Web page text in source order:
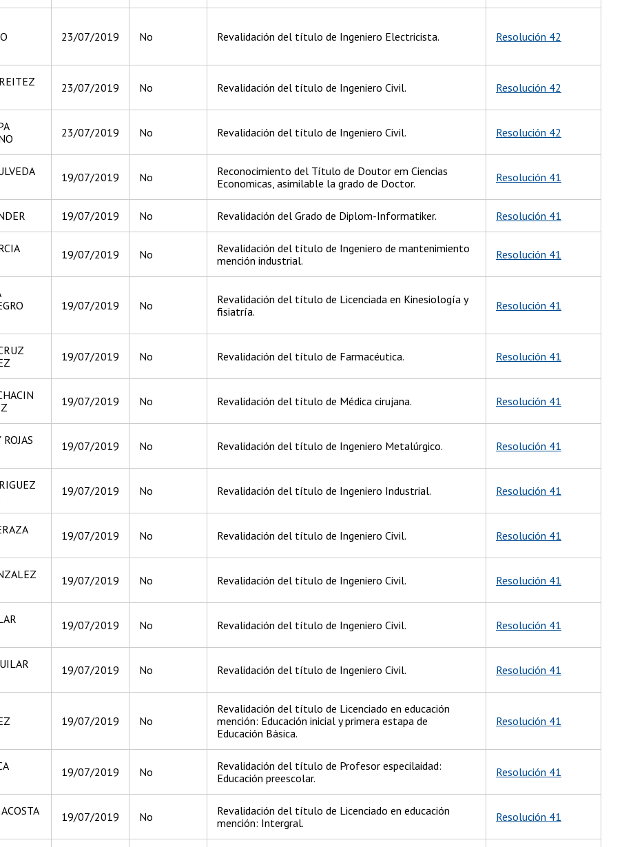
23/07/2019 No Revalidación del título de Ingeniero Electricista. Resolución 42
23/07/2019 No Revalidación del título de Ingeniero Civil. Resolución 42
23/07/2019 No Revalidación del título de Ingeniero Civil. Resolución 42
19/07/2019 No
Reconocimiento del Título de Doutor em Ciencias
Economicas, asimilable la grado de Doctor.
Resolución 41
19/07/2019 No Revalidación del Grado de Diplom-Informatiker. Resolución 41
19/07/2019 No
Revalidación del título de Ingeniero de mantenimiento
mención industrial.
Resolución 41
19/07/2019 No
Revalidación del título de Licenciada en Kinesiología y
fisiatría.
Resolución 41
19/07/2019 No Revalidación del título de Farmacéutica. Resolución 41
19/07/2019 No Revalidación del título de Médica cirujana. Resolución 41
19/07/2019 No Revalidación del título de Ingeniero Metalúrgico. Resolución 41
19/07/2019 No Revalidación del título de Ingeniero Industrial. Resolución 41
19/07/2019 No Revalidación del título de Ingeniero Civil. Resolución 41
19/07/2019 No Revalidación del título de Ingeniero Civil. Resolución 41
19/07/2019 No Revalidación del título de Ingeniero Civil. Resolución 41
19/07/2019 No Revalidación del título de Ingeniero Civil. Resolución 41
19/07/2019 No
Revalidación del título de Licenciado en educación
mención: Educación inicial y primera estapa de
Educación Básica.
Resolución 41
19/07/2019 No
Revalidación del título de Profesor especilaidad:
Educación preescolar.
Resolución 41
19/07/2019 No
Revalidación del título de Licenciado en educación
mención: Intergral.
Resolución 41